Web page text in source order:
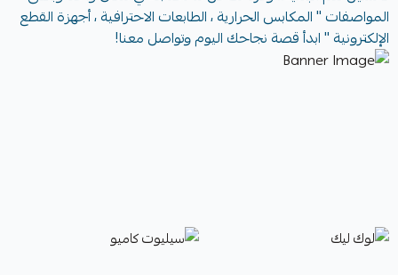
المواصفات " المكابس الحرارية ، الطابعات الاحترافية ، أجهزة القطع
الإلكترونية " ابدأ قصة نجاحك اليوم وتواصل معنا!